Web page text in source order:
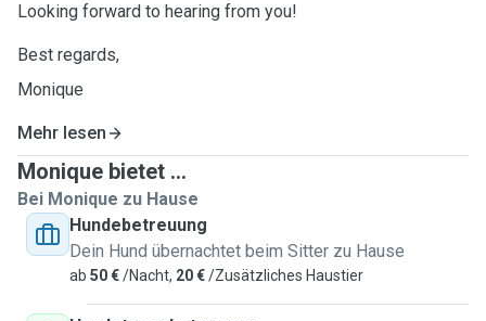
Looking forward to hearing from you!
Best regards,
Monique
Mehr lesen
Monique bietet ...
Bei Monique zu Hause
Hundebetreuung
Dein Hund übernachtet beim Sitter zu Hause
ab 50 €/Nacht, 20 €/Zusätzliches Haustier